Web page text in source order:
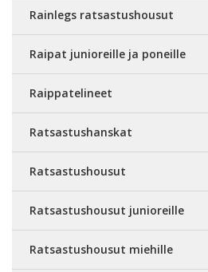
Rainlegs ratsastushousut
Raipat junioreille ja poneille
Raippatelineet
Ratsastushanskat
Ratsastushousut
Ratsastushousut junioreille
Ratsastushousut miehille